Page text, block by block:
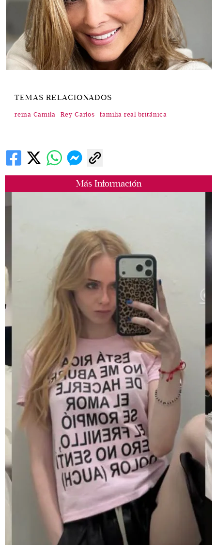
Más Información
TEMAS RELACIONADOS
reina Camila Rey Carlos familia real británica